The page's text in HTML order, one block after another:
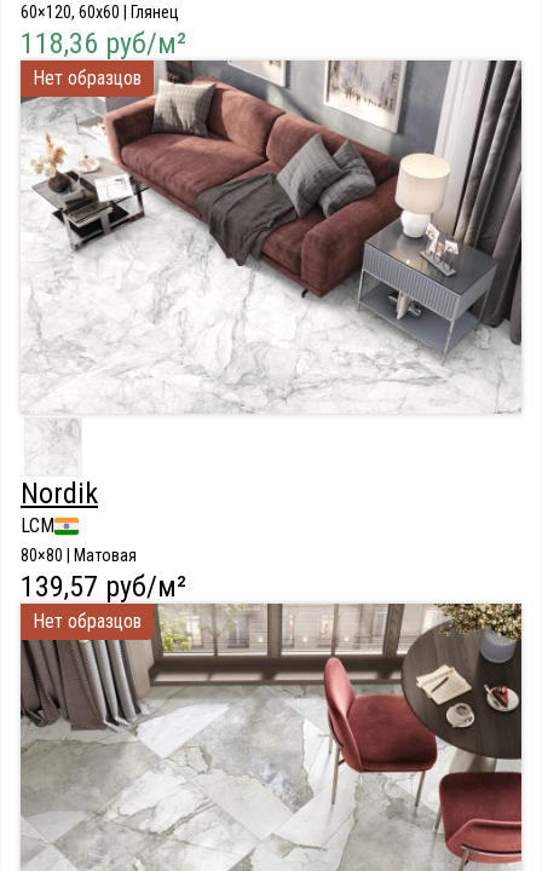
60×120, 60x60 | Глянец
118,36 руб/м²
Нет образцов
Nordik
LCM
80×80 | Матовая
139,57 руб/м²
Нет образцов